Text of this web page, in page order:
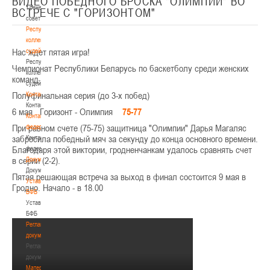
Тренерский
совет
Республиканская
коллегия
судей
Республиканская
коллегия
судей
Контакты
Контакты
Контакты
федерации
Контакты
федерации
Документы
Документы
Устав
БФБ
Устав
БФБ
Регламентирующие
документы
Регламентирующие
документы
Материалы
ВСТРЕЧЕ С "ГОРИЗОНТОМ"
Нас ждет пятая игра!
Чемпионат Республики Беларусь по баскетболу среди женских
команд
Полуфинальная серия (до 3-х побед)
6 мая Горизонт - Олимпия 75-77
При равном счете (75-75) защитница "Олимпии" Дарья Магаляс
забросила победный мяч за секунду до конца основного времени.
Благодаря этой виктории, гродненчанкам удалось сравнять счет
в серии (2-2).
Пятая решающая встреча за выход в финал состоится 9 мая в
Гродно. Начало - в 18.00